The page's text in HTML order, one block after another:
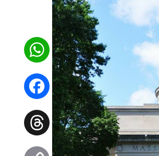
WhatsApp
Facebook
Threads